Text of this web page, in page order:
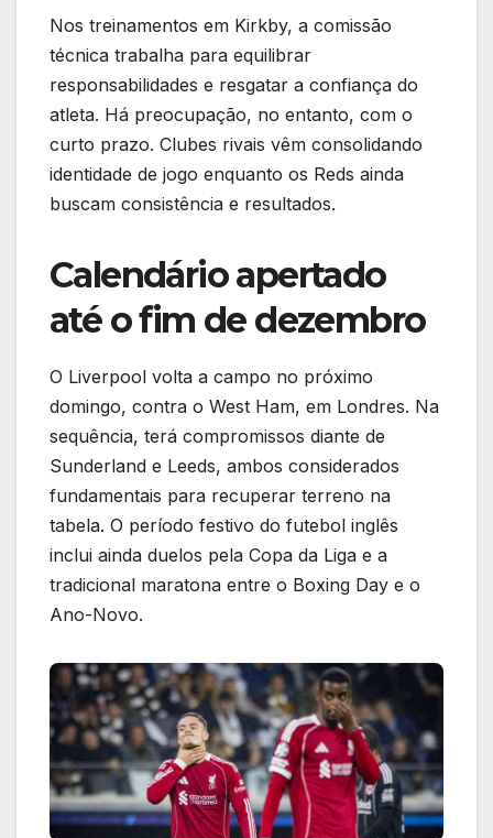
Nos treinamentos em Kirkby, a comissão
técnica trabalha para equilibrar
responsabilidades e resgatar a confiança do
atleta. Há preocupação, no entanto, com o
curto prazo. Clubes rivais vêm consolidando
identidade de jogo enquanto os Reds ainda
buscam consistência e resultados.
Calendário apertado
até o fim de dezembro
O Liverpool volta a campo no próximo
domingo, contra o West Ham, em Londres. Na
sequência, terá compromissos diante de
Sunderland e Leeds, ambos considerados
fundamentais para recuperar terreno na
tabela. O período festivo do futebol inglês
inclui ainda duelos pela Copa da Liga e a
tradicional maratona entre o Boxing Day e o
Ano-Novo.